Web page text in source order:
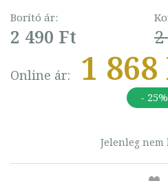
Borító ár:
2 490 Ft
Online ár: 1
- 25%
Jelenleg nem